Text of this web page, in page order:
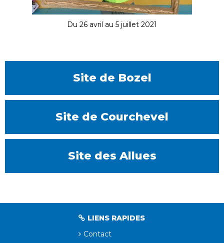
Du 26 avril au 5 juillet 2021
Site de Bozel
Site de Courchevel
Site des Allues
LIENS RAPIDES
Contact